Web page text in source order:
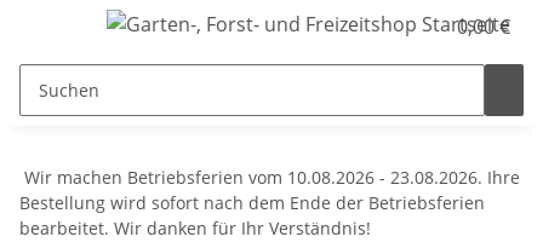
0,00 €
Wir machen Betriebsferien vom 10.08.2026 - 23.08.2026. Ihre
Bestellung wird sofort nach dem Ende der Betriebsferien
bearbeitet. Wir danken für Ihr Verständnis!